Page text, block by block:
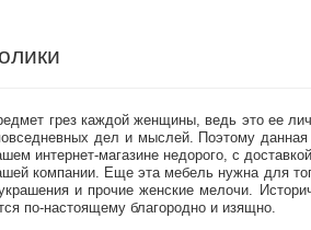
грез каждой женщины, ведь это ее
дел и мыслей. Поэтому
интернет-магазине недорого, с
компании. Еще эта мебель нужна для
и прочие женские мелочи.
по-настоящему благородно и изящно.